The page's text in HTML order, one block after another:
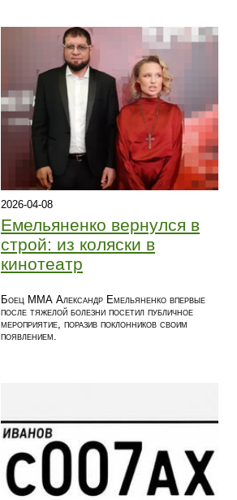
2026-04-08
Емельяненко вернулся в
строй: из коляски в
кинотеатр
Боец ММА Александр Емельяненко впервые
после тяжелой болезни посетил публичное
мероприятие, поразив поклонников своим
появлением.